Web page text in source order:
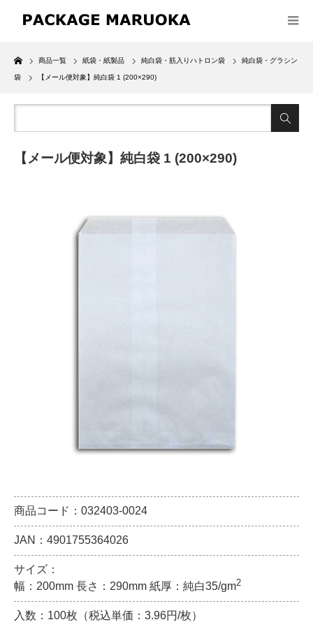
Home
商品一覧 紙袋・紙製品 純白袋・筋入りハトロン袋 純白袋・グラシン
袋 【メール便対象】純白袋 1 (200×290)
【メール便対象】純白袋 1 (200×290)
商品コード：032403-0024
JAN：4901755364026
サイズ：
幅：200mm 長さ：290mm 紙厚：純白35/gm2
入数：100枚（税込単価：3.96円/枚）